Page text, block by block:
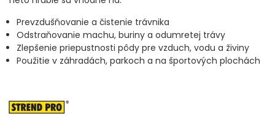
Prevzdušňovanie a čistenie trávnika
Odstraňovanie machu, buriny a odumretej trávy
Zlepšenie priepustnosti pôdy pre vzduch, vodu a živiny
Použitie v záhradách, parkoch a na športových plochách